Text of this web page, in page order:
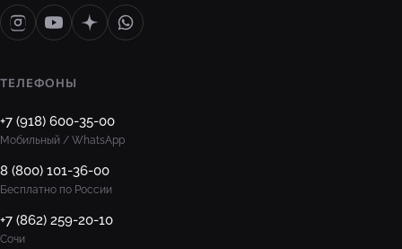
ТЕЛЕФОНЫ
+7 (918) 600-35-00
Мобильный / WhatsApp
8 (800) 101-36-00
Бесплатно по России
+7 (862) 259-20-10
Сочи